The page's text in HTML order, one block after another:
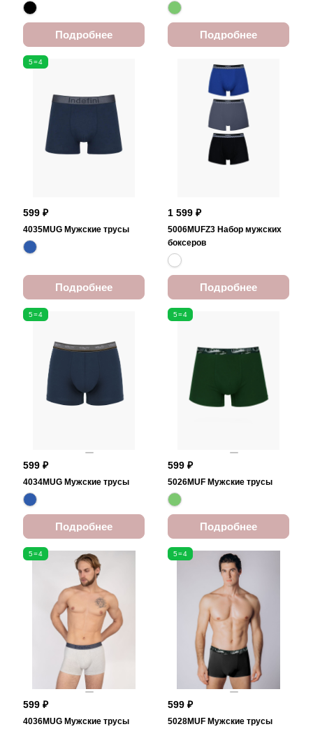
Подробнее Подробнее
5=4
599 ₽
4035MUG Мужские трусы
Подробнее
1 599 ₽
5006MUFZ3 Набор мужских
боксеров
Подробнее
5=4
599 ₽
4034MUG Мужские трусы
Подробнее
5=4
599 ₽
5026MUF Мужские трусы
Подробнее
5=4
599 ₽
4036MUG Мужские трусы
5=4
599 ₽
5028MUF Мужские трусы